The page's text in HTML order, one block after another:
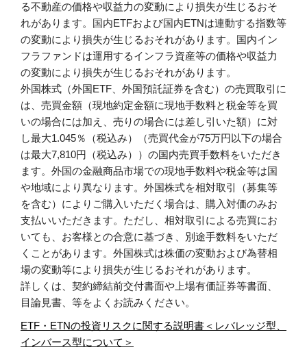
る不動産の価格や収益力の変動により損失が生じるおそ
れがあります。国内ETFおよび国内ETNは連動する指数等
の変動により損失が生じるおそれがあります。国内イン
フラファンドは運用するインフラ資産等の価格や収益力
の変動により損失が生じるおそれがあります。
外国株式（外国ETF、外国預託証券を含む）の売買取引に
は、売買金額（現地約定金額に現地手数料と税金等を買
いの場合には加え、売りの場合には差し引いた額）に対
し最大1.045％（税込み）（売買代金が75万円以下の場合
は最大7,810円（税込み））の国内売買手数料をいただき
ます。外国の金融商品市場での現地手数料や税金等は国
や地域により異なります。外国株式を相対取引（募集等
を含む）によりご購入いただく場合は、購入対価のみお
支払いいただきます。ただし、相対取引による売買にお
いても、お客様との合意に基づき、別途手数料をいただ
くことがあります。外国株式は株価の変動および為替相
場の変動等により損失が生じるおそれがあります。
詳しくは、契約締結前交付書面や上場有価証券等書面、
目論見書、等をよくお読みください。
ETF・ETNの投資リスクに関する説明書＜レバレッジ型、
インバース型について＞